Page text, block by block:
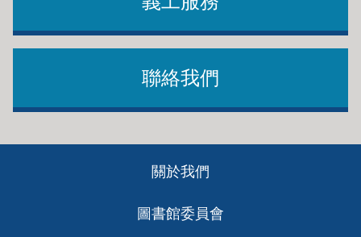
聯絡我們
關於我們
圖書館委員會